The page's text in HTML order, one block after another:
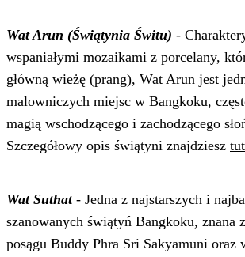
Wat Arun (Świątynia Świtu) -
wspaniałymi mozaikami z porcelany,
główną wieżę (prang), Wat Arun jest
malowniczych miejsc w Bangkoku,
magią wschodzącego i zachodzącego
Szczegółowy opis świątyni znajdziesz
Wat Suthat- Jedna z najstarszych i
szanowanych świątyń Bangkoku, znana
posągu Buddy Phra Sri Sakyamuni oraz